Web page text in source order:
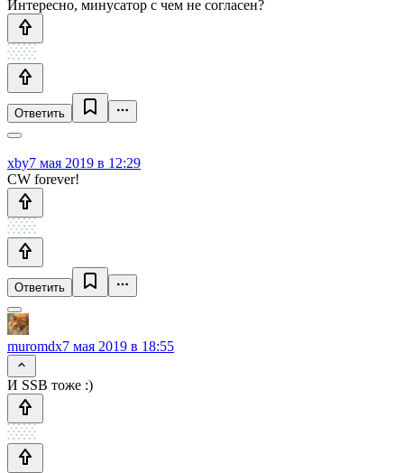
Интересно, минусатор с чем не согласен?
Ответить
xby7 мая 2019 в 12:29
CW forever!
Ответить
muromdx7 мая 2019 в 18:55
И SSB тоже :)